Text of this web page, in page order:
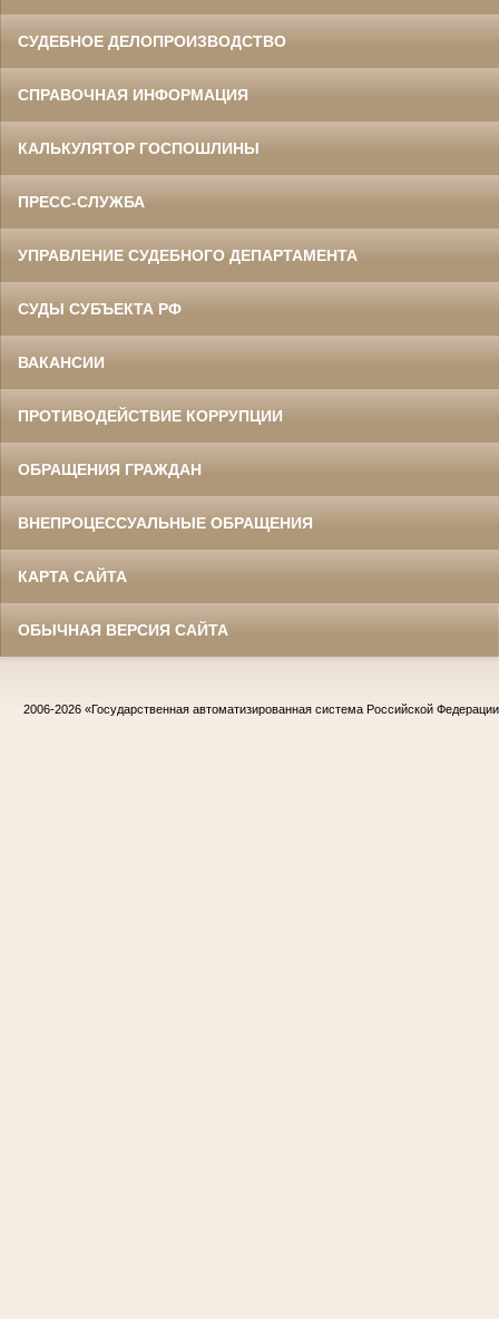
СУДЕБНОЕ ДЕЛОПРОИЗВОДСТВО
СПРАВОЧНАЯ ИНФОРМАЦИЯ
КАЛЬКУЛЯТОР ГОСПОШЛИНЫ
ПРЕСС-СЛУЖБА
УПРАВЛЕНИЕ СУДЕБНОГО ДЕПАРТАМЕНТА
СУДЫ СУБЪЕКТА РФ
ВАКАНСИИ
ПРОТИВОДЕЙСТВИЕ КОРРУПЦИИ
ОБРАЩЕНИЯ ГРАЖДАН
ВНЕПРОЦЕССУАЛЬНЫЕ ОБРАЩЕНИЯ
КАРТА САЙТА
ОБЫЧНАЯ ВЕРСИЯ САЙТА
2006-2026 «Государственная автоматизированная система Российской